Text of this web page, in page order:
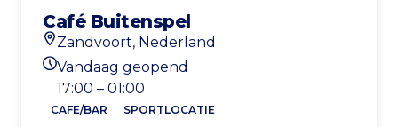
Café Buitenspel
Locatie
Zandvoort, Nederland
Openingstijden vandaag
Vandaag geopend
17:00 – 01:00
CAFE/BAR SPORTLOCATIE